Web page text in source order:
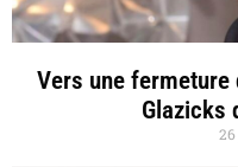
Vers une fermeture
Glazicks